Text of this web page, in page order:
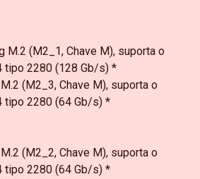
M.2 (M2_1, Chave M), suporta o
tipo 2280 (128 Gb/s) *
(M2_3, Chave M), suporta o
tipo 2280 (64 Gb/s) *
(M2_2, Chave M), suporta o
tipo 2280 (64 Gb/s) *